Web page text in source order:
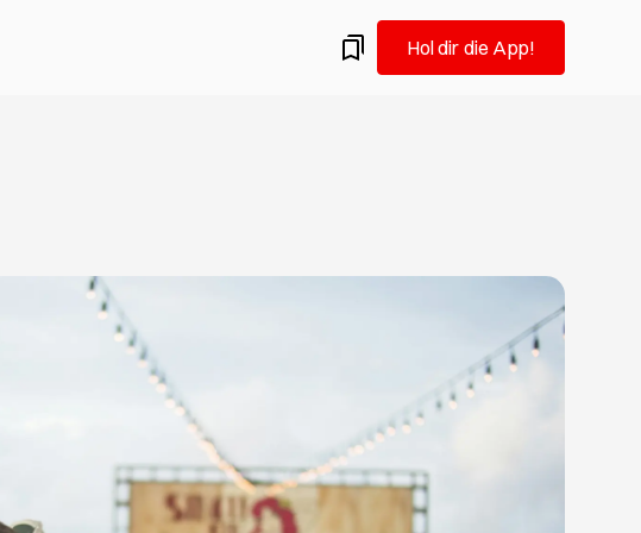
5 Gastro-Neueröffnungen, die du im August testen solltest
Du liebst Hamburgs Gastro-Szene und probierst gern Neues aus?
Dann bist du hier goldrichtig! Wir verraten dir, welche Restaurants,
Cafés und Bars in Hamburg frisch eröffnet haben und deine
Aufmerksamkeit verdienen.
Ausstellungen in Hamburg: Was du im August nicht verpassen
Hol dir die App!